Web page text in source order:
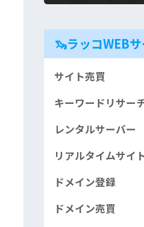
🦦ラッコWEB
サイト売買
キーワードリサー
レンタルサーバー
リアルタイムサイ
ドメイン登録
ドメイン売買